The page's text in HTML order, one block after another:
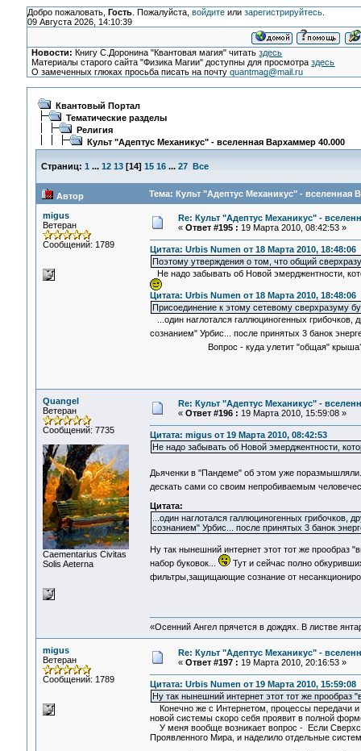
Добро пожаловать, Гость. Пожалуйста, войдитеили зарегистрируйтесь.
09 Августа 2026, 14:10:39
Новости: Книгу С.Доронина "Квантовая магия" читатьздесь
Материалы старого сайта "Физика Магии" доступны для просмотраздесь
О замеченных глюках просьба писать на почтуquantmag@mail.ru
Квантовый Портал
Тематические разделы
Религия
Культ "Адептус Механикус" - вселенная Вархаммер 40.000
Страниц: 1 ... 12 13[14] 15 16 ... 27 Все
Автор Тема: Культ "Адептус Механикус" - вселенная
migus
Ветеран
Сообщений: 1789
Re: Культ "Адептус Механикус" -
« Ответ #195 : 19 Марта 2010, 08:42:53 »
Цитата: Urbis Numen от 18 Марта 2010, 18:48:06
Поэтому утверждения о том, что общий
Не надо забывать об Новой эмерджентности,
Цитата: Urbis Numen от 18 Марта 2010, 18:48:06
Присоединение к этому сетевому сверхразуму
...один наглотался галлюциногенных грибочков,
сознанием" Урбис... после принятых 3 банок
Вопрос - куда улетит "общая"
Quangel
Ветеран
Сообщений: 7735
Сaementarius Civitas
Solis Aeterna
Re: Культ "Адептус Механикус" -
« Ответ #196 : 19 Марта 2010, 15:59:08 »
Цитата: migus от 19 Марта 2010, 08:42:53
Не надо забывать об Новой эмерджентности,
Дьяченки в "Пандеме" об этом уже
дескать сами со своим непробиваемым
Цитата:
...один наглотался галлюциногенных грибочков,
сознанием" Урбис... после принятых 3 банок
Ну так нынешний интернет этот тот же прообраз
набор буковок...
Тут и сейчас полно
фильтры,защищающие сознание от
«Осенний Ангел прячется в дождях. В листве
migus
Ветеран
Сообщений: 1789
Re: Культ "Адептус Механикус" -
« Ответ #197 : 19 Марта 2010, 20:16:53 »
Цитата: Urbis Numen от 19 Марта 2010, 15:59:08
Ну так нынешний интернет этот тот же
Конечно же с Интернетом, процессы передачи
новой системы скоро себя проявит в полной
У меня вообще возникает вопрос - Если
Проявленного Мира, и наделило отдельные